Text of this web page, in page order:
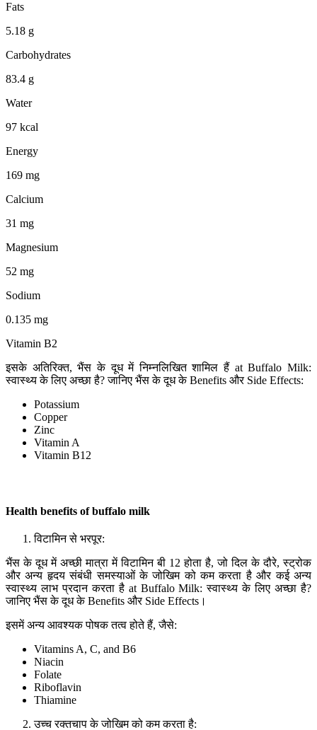
Fats
5.18 g
Carbohydrates
83.4 g
Water
97 kcal
Energy
169 mg
Calcium
31 mg
Magnesium
52 mg
Sodium
0.135 mg
Vitamin B2
इसके अतिरिक्त, भैंस के दूध में निम्नलिखित शामिल हैं at Buffalo Milk:
स्वास्थ्य के लिए अच्छा है? जानिए भैंस के दूध के Benefits और Side Effects:
Potassium
Copper
Zinc
Vitamin A
Vitamin B12
Health benefits of buffalo milk
विटामिन से भरपूर:
भैंस के दूध में अच्छी मात्रा में विटामिन बी 12 होता है, जो दिल के दौरे, स्ट्रोक
और अन्य हृदय संबंधी समस्याओं के जोखिम को कम करता है और कई अन्य
स्वास्थ्य लाभ प्रदान करता है at Buffalo Milk: स्वास्थ्य के लिए अच्छा है?
जानिए भैंस के दूध के Benefits और Side Effects।
इसमें अन्य आवश्यक पोषक तत्व होते हैं, जैसे:
Vitamins A, C, and B6
Niacin
Folate
Riboflavin
Thiamine
उच्च रक्तचाप के जोखिम को कम करता है: